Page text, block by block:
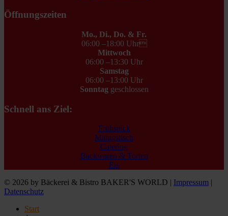
Öffnungszeiten
Mo., Di., Do. & Fr.
06:00 –18:00 Uhr
Mittwoch
06:00 –13:30 Uhr
Samstag
06:00 –13:00 Uhr
Sonntag geschlossen
Schnell ans Ziel:
Frühstück
Mittagstisch
Catering
Backwaren & Torten
Eis
© 2026 by Bäckerei & Bistro BAKER'S WORLD | Impressum |
Datenschutz
Start